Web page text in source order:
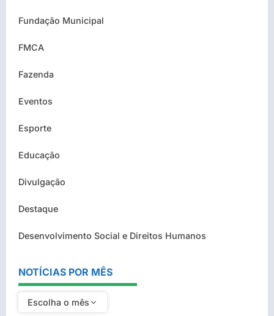
Fundação Municipal
FMCA
Fazenda
Eventos
Esporte
Educação
Divulgação
Destaque
Desenvolvimento Social e Direitos Humanos
NOTÍCIAS POR MÊS
Escolha o mês